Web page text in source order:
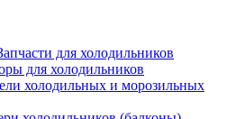
для холодильников
для холодильников
холодильных и морозильных